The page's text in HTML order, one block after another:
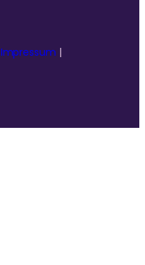
Impressum |